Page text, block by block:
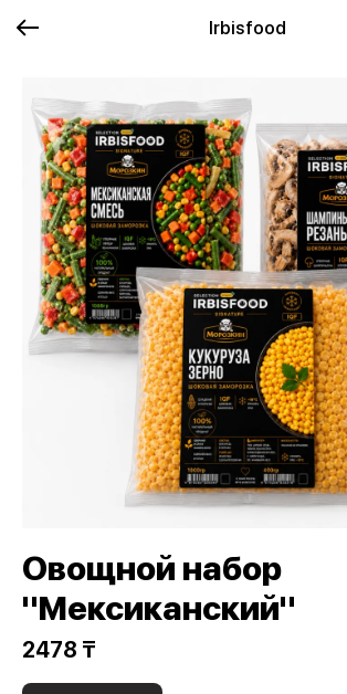
Irbisfood
Овощной набор
"Мексиканский"
2478 ₸